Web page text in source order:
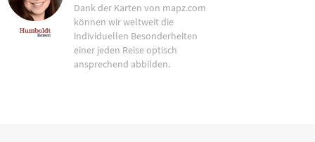
Dank der Karten von mapz.com
können wir weltweit die
individuellen Besonderheiten
einer jeden Reise optisch
ansprechend abbilden.